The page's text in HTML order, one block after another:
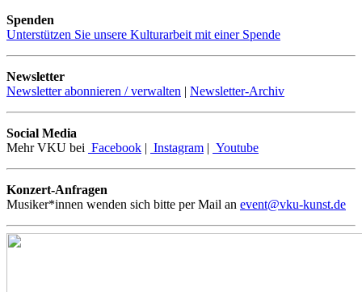
Spenden
Unterstützen Sie unsere Kulturarbeit mit einer Spende
Newsletter
Newsletter abonnieren / verwalten | Newsletter-Archiv
Social Media
Mehr VKU bei Facebook | Instagram | Youtube
Konzert-Anfragen
Musiker*innen wenden sich bitte per Mail an event@vku-kunst.de